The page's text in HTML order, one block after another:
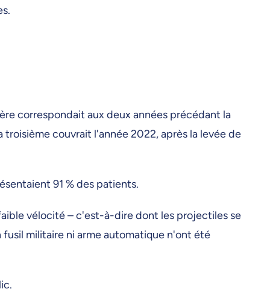
correspondait aux deux années précédant la
couvrait l'année 2022, après la levée de
91 % des patients.
vélocité – c'est-à-dire dont les projectiles se
militaire ni arme automatique n'ont été